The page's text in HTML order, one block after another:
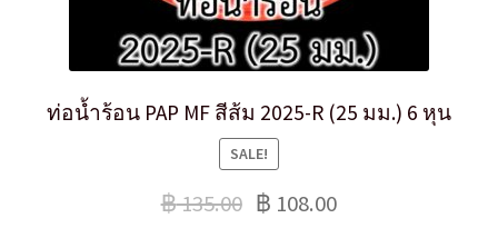
ท่อน้ำร้อน PAP MF สีส้ม 2025-R (25 มม.) 6 หุน
SALE!
฿135.00 ฿ 108.00